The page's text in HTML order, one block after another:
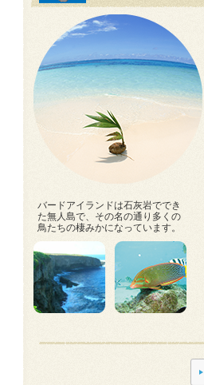
バードアイランドは石灰岩ででき
た無人島で、その名の通り多くの
鳥たちの棲みかになっています。